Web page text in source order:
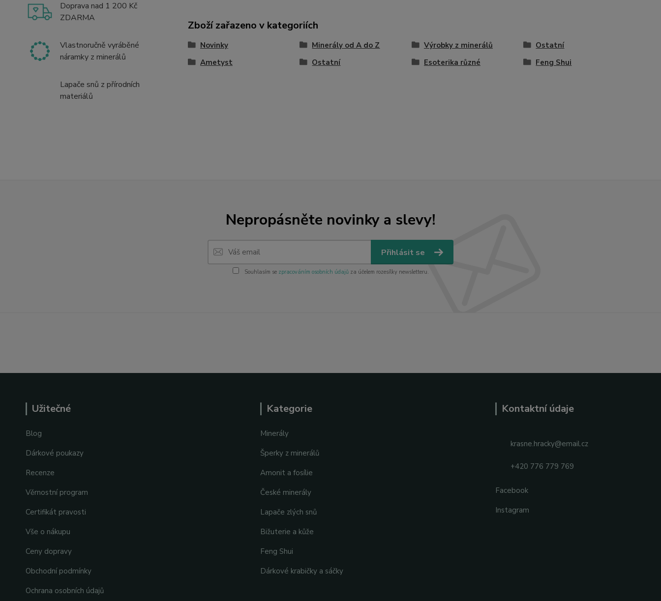
Doprava nad 1 200 Kč
ZDARMA
Vlastnoručně vyráběné
náramky z minerálů
Lapače snů z přírodních
materiálů
Zboží zařazeno v kategoriích
Novinky Minerály od A do Z Výrobky z minerálů
Ostatní
Ametyst
Ostatní Esoterika různé Feng Shui
Nepropásněte novinky a slevy!
Přihlásit se
Souhlasím se zpracováním osobních údajůza účelem rozesílky newsletteru.
Užitečné
Blog
Dárkové poukazy
Recenze
Věrnostní program
Certifikát pravosti
Vše o nákupu
Ceny dopravy
Obchodní podmínky
Ochrana osobních údajů
Kategorie
Minerály
Šperky z minerálů
Amonit a fosílie
České minerály
Lapače zlých snů
Bižuterie a kůže
Feng Shui
Dárkové krabičky a sáčky
Kontaktní údaje
krasne.hracky@email.cz
+420 776 779 769
Facebook
Instagram